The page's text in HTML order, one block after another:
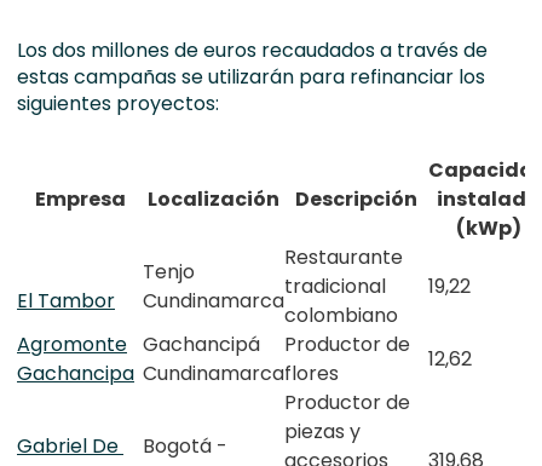
Los dos millones de euros recaudados a través de
estas campañas se utilizarán para refinanciar los
siguientes proyectos:
Empresa Localización Descripción
instalada
(kWp)
El Tambor
Tenjo
Cundinamarca
Restaurante
tradicional
colombiano
19,22
Agromonte
Gachancipa
Gachancipá
Cundinamarca
Productor de
flores
12,62
Gabriel De
Bogotá -
Productor de
piezas y